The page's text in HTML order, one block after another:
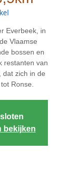
Everbeek, in
Vlaamse
bossen en
restanten van
dat zich in de
Ronse.
bekijken